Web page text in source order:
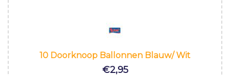
10 Doorknoop Ballonnen Blauw/ Wit
€2,95